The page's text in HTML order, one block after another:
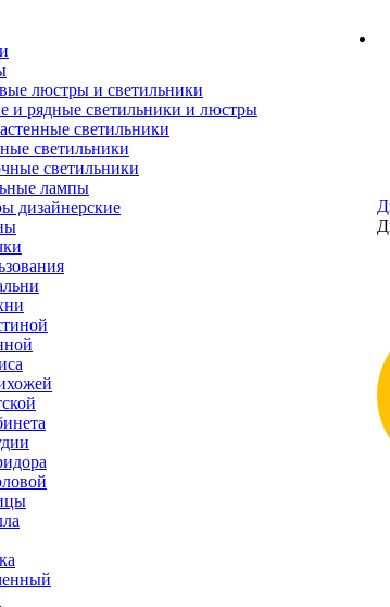
люстры и светильники
и рядные светильники и люстры
светильники
светильники
светильники
лампы
дизайнерские